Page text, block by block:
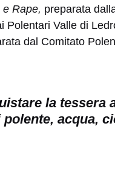
Rape, preparata
Polentari Valle di
dal Comitato
la tessera
acqua,